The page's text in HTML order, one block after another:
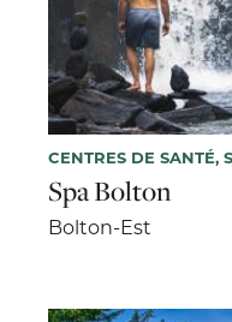
CENTRES DE SANTÉ,
Spa Bolton
Bolton-Est